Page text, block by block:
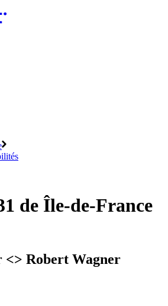
de Île-de-France
<>︎ Robert Wagner